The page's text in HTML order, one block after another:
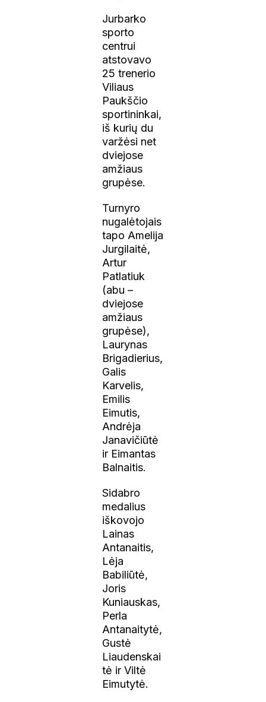
Jurbarko
sporto
centrui
atstovavo
25 trenerio
Viliaus
Paukščio
sportininkai,
iš kurių du
varžėsi net
dviejose
amžiaus
grupėse.
Turnyro
nugalėtojais
tapo Amelija
Jurgilaitė,
Artur
Patlatiuk
(abu –
dviejose
amžiaus
grupėse),
Laurynas
Brigadierius,
Galis
Karvelis,
Emilis
Eimutis,
Andrėja
Janavičiūtė
ir Eimantas
Balnaitis.
Sidabro
medalius
iškovojo
Lainas
Antanaitis,
Lėja
Babiliūtė,
Joris
Kuniauskas,
Perla
Antanaitytė,
Gustė
Liaudenskai
tė ir Viltė
Eimutytė.